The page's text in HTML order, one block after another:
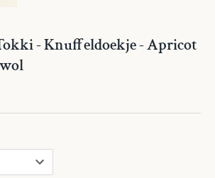
- Knuffeldoekje - Apricot